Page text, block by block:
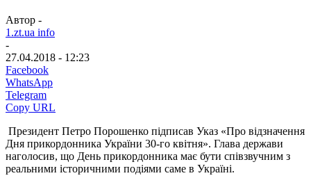
Автор -
1.zt.ua info
-
27.04.2018 - 12:23
Facebook
WhatsApp
Telegram
Copy URL
Президент Петро Порошенко підписав Указ «Про відзначення
Дня прикордонника України 30-го квітня». Глава держави
наголосив, що День прикордонника має бути співзвучним з
реальними історичними подіями саме в Україні.